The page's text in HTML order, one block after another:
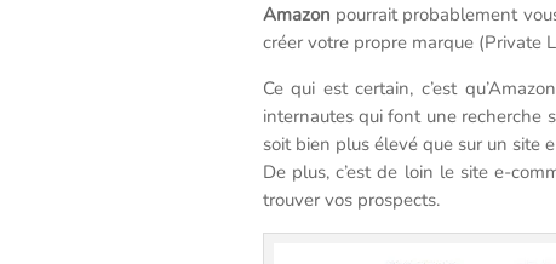
Amazon pourrait probablement
créer votre propre marque (Private
Ce qui est certain, c’est
internautes qui font une recherche
soit bien plus élevé que sur un site
De plus, c’est de loin le site e-
trouver vos prospects.